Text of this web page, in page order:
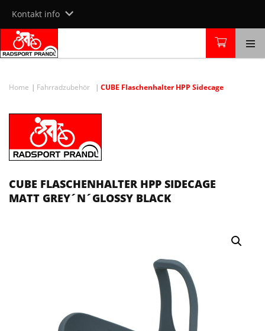
content
Kontakt info
Home Fahrradzubehör CUBE Flaschenhalter HPP Sidecage
CUBE FLASCHENHALTER HPP SIDECAGE
MATT GREY´N´GLOSSY BLACK